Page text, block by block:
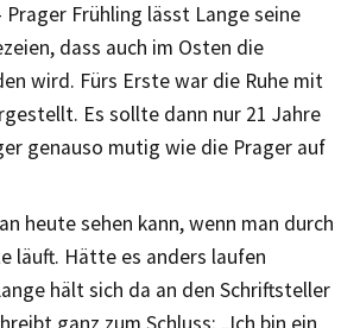
Frühling lässt Lange seine
dass auch im Osten die
wird. Fürs Erste war die Ruhe mit
Es sollte dann nur 21 Jahre
genauso mutig wie die Prager auf
heute sehen kann, wenn man durch
läuft. Hätte es anders laufen
hält sich da an den Schriftsteller